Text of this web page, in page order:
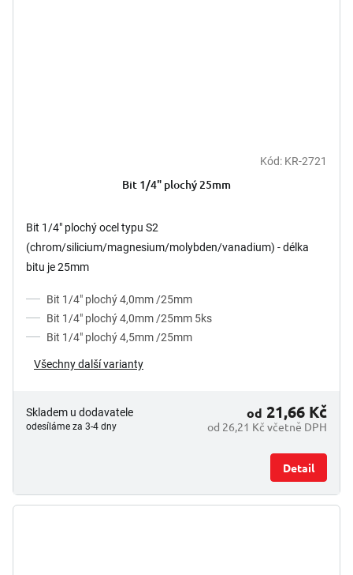
Kód: KR-2721
Bit 1/4" plochý 25mm
Bit 1/4" plochý ocel typu S2
(chrom/silicium/magnesium/molybden/vanadium) - délka
bitu je 25mm
Bit 1/4" plochý 4,0mm /25mm
Bit 1/4" plochý 4,0mm /25mm 5ks
Bit 1/4" plochý 4,5mm /25mm
Všechny další varianty
Skladem u dodavatele
odesíláme za 3-4 dny od 26,21 Kč včetně DPH
od 21,66 Kč
Detail